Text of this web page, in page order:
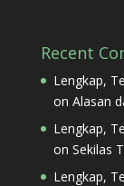
Recent
Lengkap,
on Alasan
Lengkap,
on Sekilas
Lengkap,